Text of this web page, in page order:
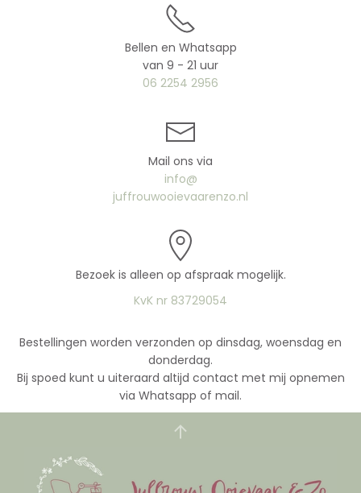
Bellen en Whatsapp
van 9 - 21 uur
06 2254 2956
Mail ons via
info@
juffrouwooievaarenzo.nl
Bezoek is alleen op afspraak mogelijk.
KvK nr 83729054
Bestellingen worden verzonden op dinsdag, woensdag en
donderdag.
Bij spoed kunt u uiteraard altijd contact met mij opnemen
via Whatsapp of mail.